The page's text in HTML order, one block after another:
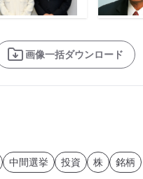
画像一括ダウンロード
中間選挙 投資 株 銘柄